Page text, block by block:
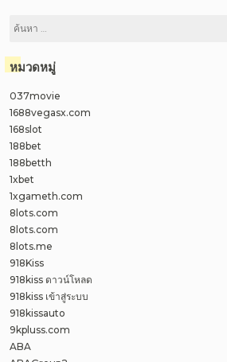
ค้นหา
หมวดหมู่
037movie
1688vegasx.com
168slot
188bet
188betth
1xbet
1xgameth.com
8lots.com
8lots.com
8lots.me
918Kiss
918kiss ดาวน์โหลด
918kiss เข้าสู่ระบบ
918kissauto
9kpluss.com
ABA